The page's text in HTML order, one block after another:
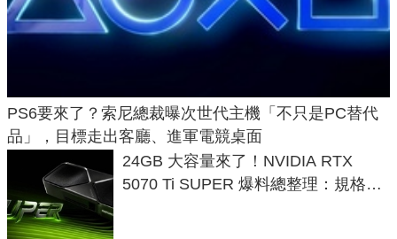
PS6要來了？索尼總裁曝次世代主機「不只是PC替代
品」，目標走出客廳、進軍電競桌面
24GB 大容量來了！NVIDIA RTX
5070 Ti SUPER 爆料總整理：規格、